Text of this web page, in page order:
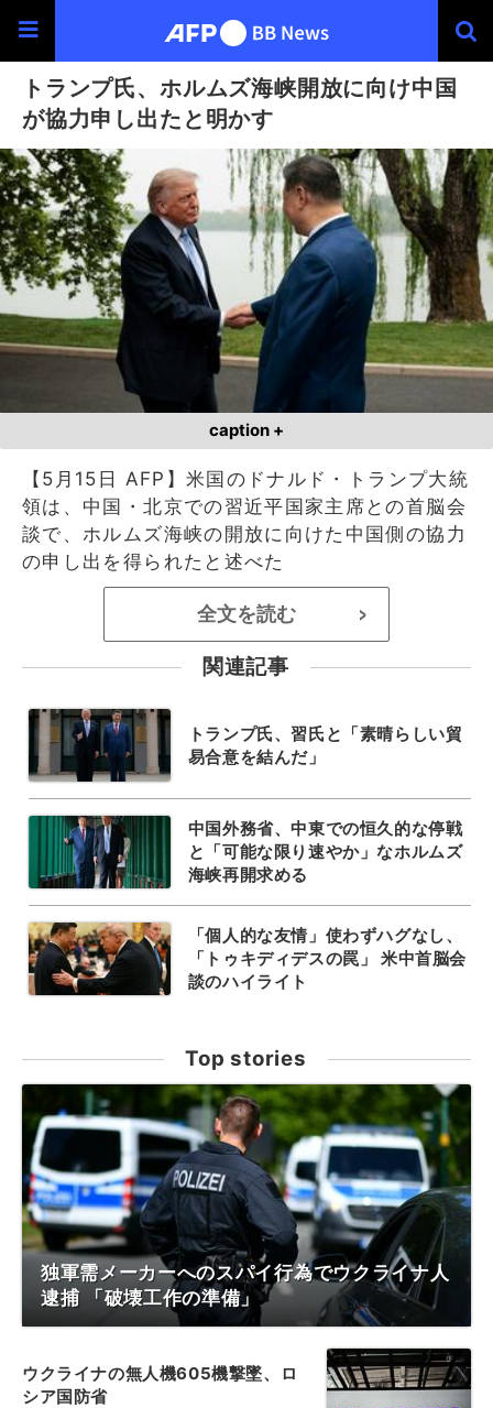
トランプ氏、ホルムズ海峡開放に向け中国
が協力申し出たと明かす
caption +
【5月15日 AFP】米国のドナルド・トランプ大統
領は、中国・北京での習近平国家主席との首脳会
談で、ホルムズ海峡の開放に向けた中国側の協力
の申し出を得られたと述べた
全文を読む >
関連記事
トランプ氏、習氏と「素晴らしい貿
易合意を結んだ」
中国外務省、中東での恒久的な停戦
と「可能な限り速やか」なホルムズ
海峡再開求める
「個人的な友情」使わずハグなし、
「トゥキディデスの罠」 米中首脳会
談のハイライト
Top stories
独軍需メーカーへのスパイ行為でウクライナ人
逮捕 「破壊工作の準備」
ウクライナの無人機605機撃墜、ロ
シア国防省